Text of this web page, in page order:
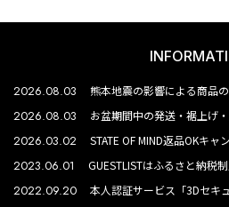
2026.08.03 熊本地震の影響による商品
2026.08.03 お盆期間中の発送・裾上げ
2026.03.02 STATE OF MIND返品OKキャ
2023.06.01 GUESTLISTはふるさと納税
2022.09.20 本人認証サービス「3Dセキ